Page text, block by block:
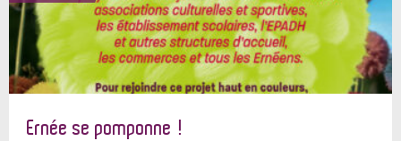
Ernée se pomponne !